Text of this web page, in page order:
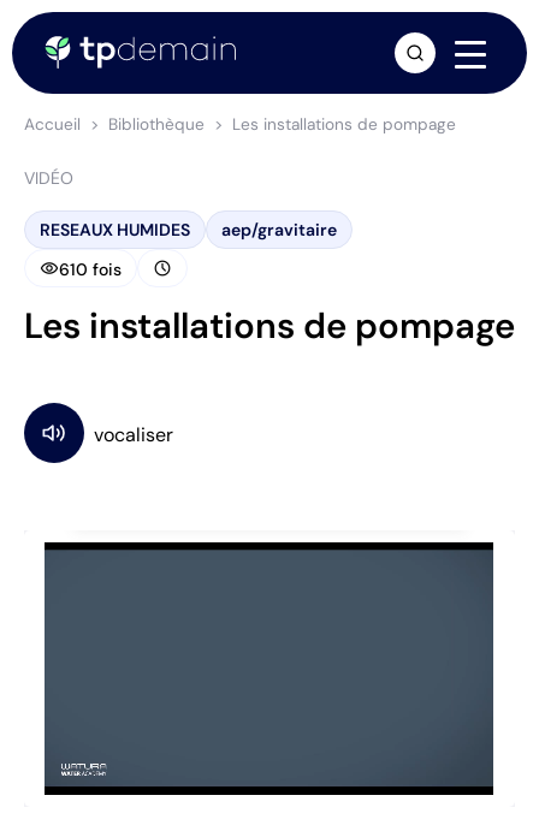
Accueil Bibliothèque Les installations de pompage
VIDÉO
RESEAUX HUMIDES aep/gravitaire
visibility610 fois schedule
Les installations de pompage
arrow_forward